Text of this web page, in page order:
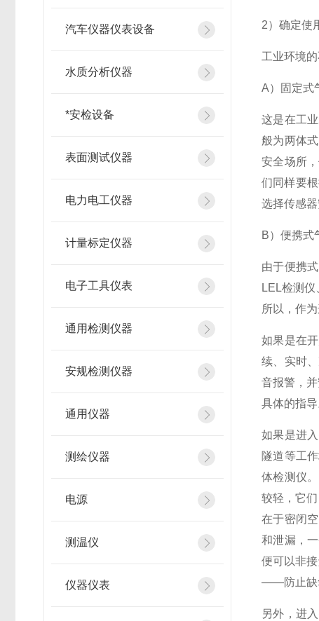
汽车仪器仪表设备
水质分析仪器
*安检设备
表面测试仪器
电力电工仪器
计量标定仪器
电子工具仪表
通用检测仪器
安规检测仪器
通用仪器
测绘仪器
电源
测温仪
仪器仪表
2）确定使
工业环境
A）固定式
这是在工
般为两体
安全场所
们同样要
选择传感
B）便携式
由于便携
LEL检测
所以，作
如果是在
续、实时
音报警，
具体的指导
如果是进
隧道等工
体检测仪
较轻，它
在于密闭
和泄漏，
便可以非
——防止缺
另外，进